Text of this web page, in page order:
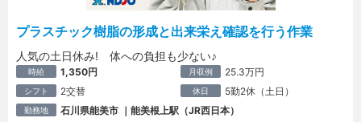
プラスチック樹脂の形成と出来栄え確認を行う作業
人気の土日休み! 体への負担も少ない♪
時給 1,350円 月収例 25.3万円
シフト 2交替 休日 5勤2休（土日）
勤務地 石川県能美市 ｜能美根上駅（JR西日本）